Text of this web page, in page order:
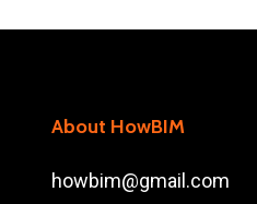
About HowBIM
howbim@gmail.com